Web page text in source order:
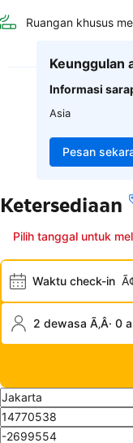
Ruangan khusus
Keunggulan
Informasi
Asia
Pesan
Ketersediaan
Pilih tanggal untuk
Waktu check-in
2 dewasa Ã‚Â· 0